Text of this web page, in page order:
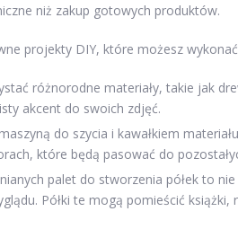
niż zakup gotowych produktów.
projekty DIY, które możesz
różnorodne materiały, takie jak
akcent do swoich zdjęć.
do szycia i kawałkiem
które będą pasować do
palet do stworzenia półek to
Półki te mogą pomieścić książki,